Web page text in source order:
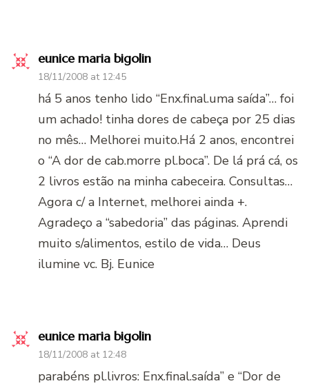
eunice maria bigolin
18/11/2008 at 12:45
há 5 anos tenho lido “Enx.final.uma saída”… foi
um achado! tinha dores de cabeça por 25 dias
no mês… Melhorei muito.Há 2 anos, encontrei
o “A dor de cab.morre pl.boca”. De lá prá cá, os
2 livros estão na minha cabeceira. Consultas…
Agora c/ a Internet, melhorei ainda +.
Agradeço a “sabedoria” das páginas. Aprendi
muito s/alimentos, estilo de vida… Deus
ilumine vc. Bj. Eunice
eunice maria bigolin
18/11/2008 at 12:48
parabéns pl.livros: Enx.final.saída” e “Dor de